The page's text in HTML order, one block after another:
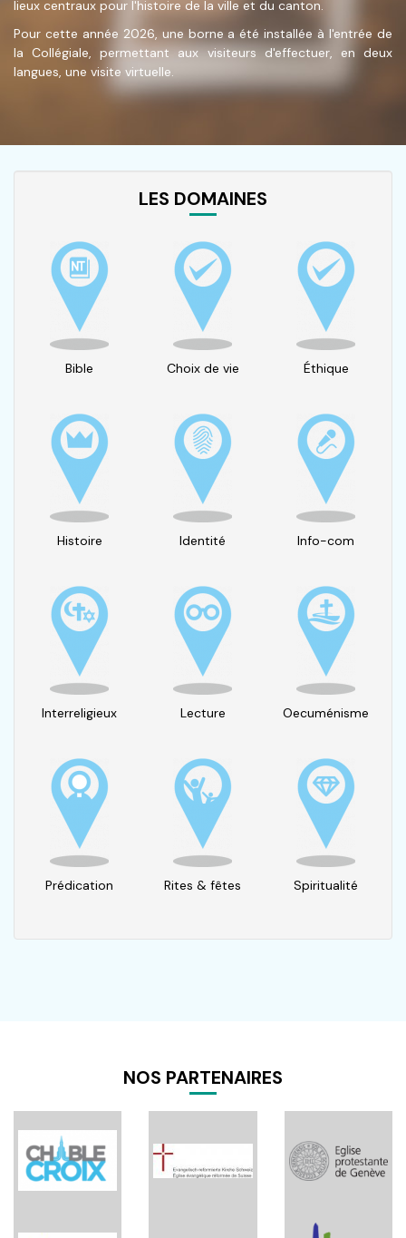
lieux centraux pour l'histoire de la ville et du canton.
Pour cette année 2026, une borne a été installée à l'entrée de
la Collégiale, permettant aux visiteurs d'effectuer, en deux
langues, une visite virtuelle.
LES DOMAINES
Bible Choix de vie Éthique
Histoire Identité Info-com
Interreligieux Lecture Oecuménisme
Prédication Rites & fêtes Spiritualité
NOS PARTENAIRES
Pagination